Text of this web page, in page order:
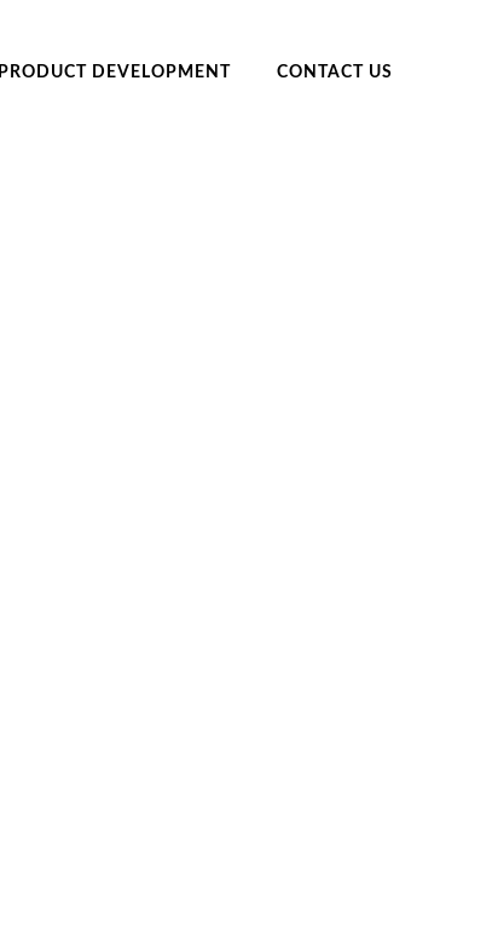
PRODUCT DEVELOPMENT CONTACT US